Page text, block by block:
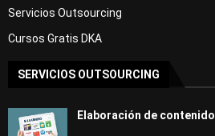
Servicios Outsourcing
Cursos Gratis DKA
SERVICIOS OUTSOURCING
Elaboración de